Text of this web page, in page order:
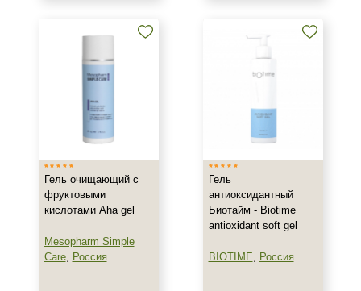
Гель очищающий с
фруктовыми
кислотами Aha gel
Mesopharm Simple
Care, Россия
Гель
антиоксидантный
Биотайм - Biotime
antioxidant soft gel
BIOTIME, Россия